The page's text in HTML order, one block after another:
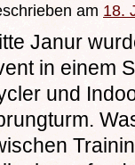
am 18.
Janur
in einem
und